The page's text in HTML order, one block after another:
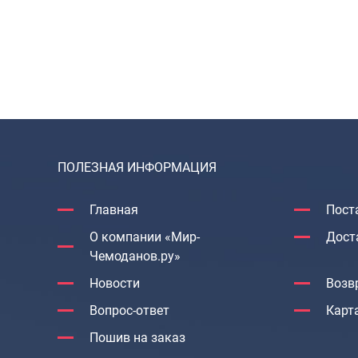
ПОЛЕЗНАЯ ИНФОРМАЦИЯ
Главная
О компании «Мир-
Чемоданов.ру»
Новости
Вопрос-ответ
Пошив на заказ